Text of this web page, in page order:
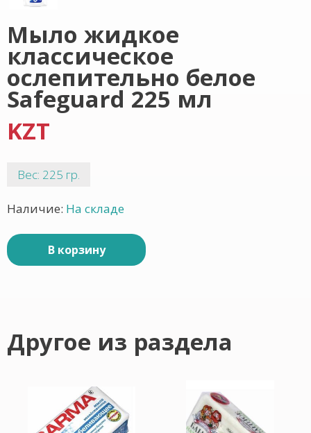
Мыло жидкое
классическое
ослепительно белое
Safeguard 225 мл
KZT
Вес: 225 гр.
Наличие: На складе
В корзину
Другое из раздела